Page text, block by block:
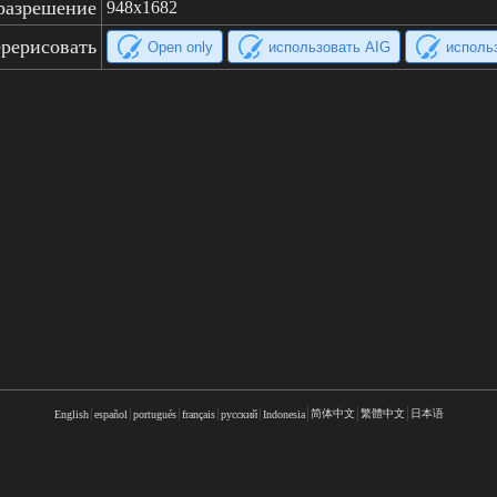
948x1682
Open only использовать AIG
English español portugués français русский Indonesia 简体中文 繁體中文 日本语